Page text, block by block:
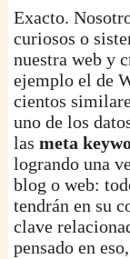
Exacto.
curiosos o
nuestra web y
ejemplo el de
cientos
uno de los
lasmeta
logrando una
blog o web:
tendrán en su
clave
pensado en